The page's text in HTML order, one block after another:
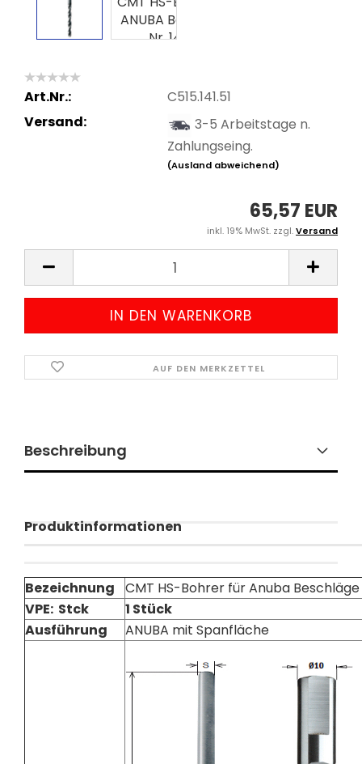
Art.Nr.:
C515.141.51
Versand:
3-5 Arbeitstage n.
Zahlungseing.
(Ausland abweichend)
65,57 EUR
inkl. 19% MwSt. zzgl.Versand
AUF DEN MERKZETTEL
Beschreibung
Produktinformationen
Bezeichnung
CMT HS-Bohrer für Anuba
VPE: Stck
1 Stück
Ausführung
ANUBA mit Spanfläche